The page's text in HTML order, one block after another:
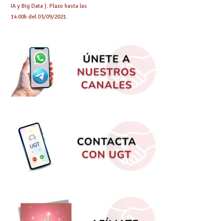
IA y Big Data ). Plazo hasta las
14:00h del 03/09/2021.